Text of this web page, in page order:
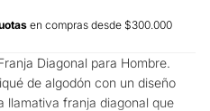
en compras desde $300.000
Diagonal para Hombre.
de algodón con un diseño
llamativa franja diagonal que